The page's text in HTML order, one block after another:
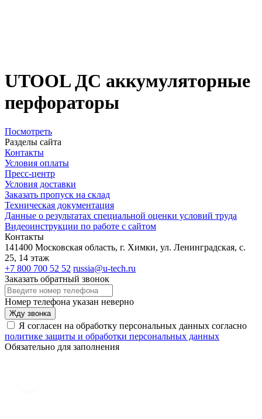
UTOOL ДС аккумуляторные
перфораторы
Посмотреть
Разделы сайта
Контакты
Условия оплаты
Пресс-центр
Условия доставки
Заказать пропуск на склад
Техническая документация
Данные о результатах специальной оценки условий труда
Видеоинструкции по работе с сайтом
Контакты
141400 Московская область, г. Химки, ул. Ленинградская, с.
25, 14 этаж
+7 800 700 52 52 russia@u-tech.ru
Заказать обратный звонок
Номер телефона указан неверно
Жду звонка
Я согласен на обработку персональных данных согласно
политике защиты и обработки персональных данных
Обязательно для заполнения